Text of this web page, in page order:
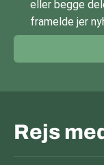
eller begge
framelde jer
Rejs